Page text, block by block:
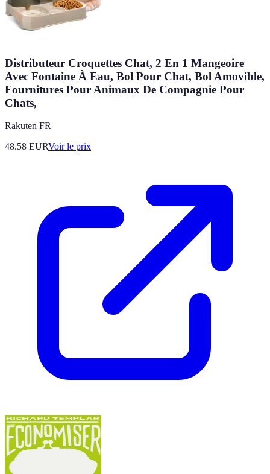
Distributeur Croquettes Chat, 2 En 1 Mangeoire
Avec Fontaine À Eau, Bol Pour Chat, Bol Amovible,
Fournitures Pour Animaux De Compagnie Pour
Chats,
Rakuten FR
48.58 EURVoir le prix